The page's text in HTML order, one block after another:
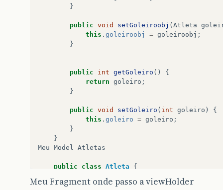
}
public void setGoleiroobj ( Atleta
this . goleiroobj = goleiroobj ;
}
public int getGoleiro ()
{
return goleiro ;
}
public void setGoleiro ( int goleiro )
{
this . goleiro = goleiro ;
}
}
Meu Model Atletas
public class Atleta
{
String
public int atleta_id ;
Meu Fragment onde passo a viewHolder